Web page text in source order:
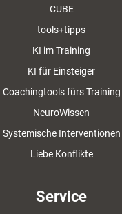
CUBE
tools+tipps
KI im Training
KI für Einsteiger
Coachingtools fürs Training
NeuroWissen
Systemische Interventionen
Liebe Konflikte
Service